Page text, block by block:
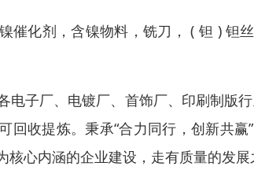
催化剂，含镍物料，铣刀， ( 钽 ) 钽
电子厂、电镀厂、首饰厂、印刷制版
回收提炼。秉承“合力同行，创新共
心内涵的企业建设，走有质量的发